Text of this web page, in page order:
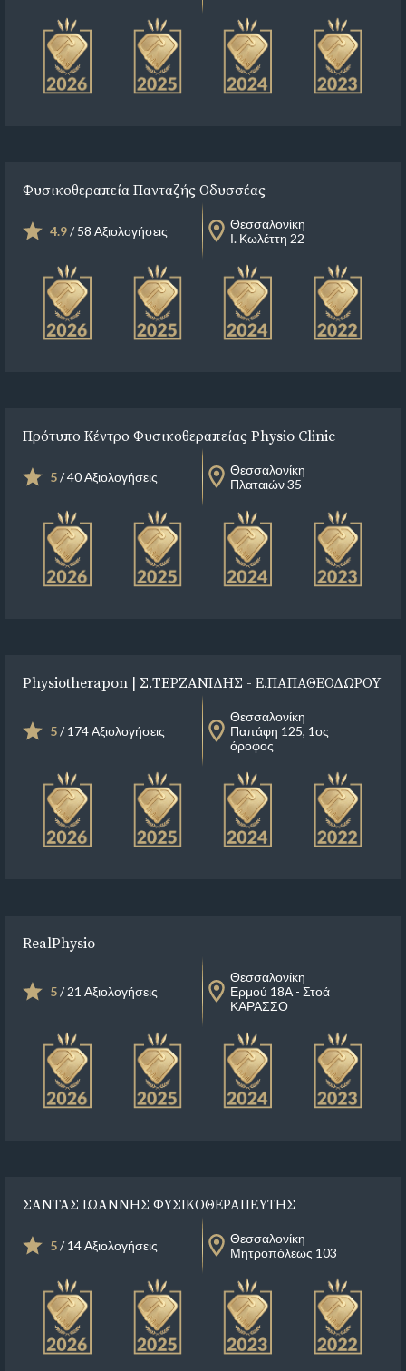
Φυσικοθεραπεία Πανταζής Οδυσσέας
4.9/ 58 Αξιολογήσεις
Θεσσαλονίκη
Ι. Κωλέττη 22
Πρότυπο Κέντρο Φυσικοθεραπείας Physio Clinic
5/ 40 Αξιολογήσεις
Θεσσαλονίκη
Πλαταιών 35
Physiotherapon | Σ.TEΡΖΑΝΙΔΗΣ - Ε.ΠΑΠΑΘΕΟΔΩΡΟΥ
5/ 174 Αξιολογήσεις
Θεσσαλονίκη
Παπάφη 125, 1ος
όροφος
RealPhysio
5/ 21 Αξιολογήσεις
Θεσσαλονίκη
Ερμού 18Α - Στοά
ΚΑΡΑΣΣΟ
ΣΑΝΤΑΣ ΙΩΑΝΝΗΣ ΦΥΣΙΚΟΘΕΡΑΠΕΥΤΗΣ
5/ 14 Αξιολογήσεις
Θεσσαλονίκη
Μητροπόλεως 103